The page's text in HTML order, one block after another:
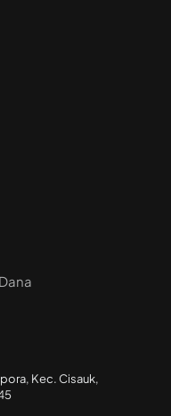
Kec. Cisauk,